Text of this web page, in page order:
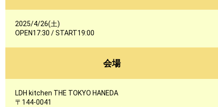
2025/4/26(土)
OPEN17:30 / START19:00
会場
LDH kitchen THE TOKYO HANEDA
〒144-0041